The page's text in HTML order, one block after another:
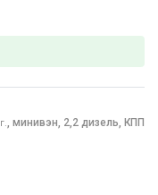
г., минивэн, 2,2 дизель, КПП